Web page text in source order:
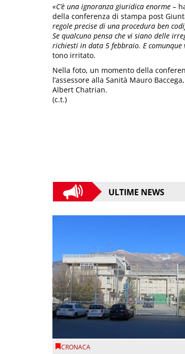
«C’è una ignoranza giuridica enorme –
della conferenza di stampa post
regole precise di una procedura ben
Se qualcuno pensa che vi siano delle
richiesti in data 5 febbraio. E comunque
tono irritato.
Nella foto, un momento della
l’assessore alla Sanità Mauro
Albert Chatrian.
(c.t.)
ULTIME NEWS
CRONACA